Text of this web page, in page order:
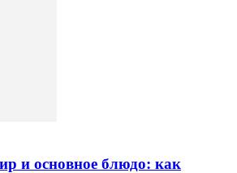
и основное блюдо: как